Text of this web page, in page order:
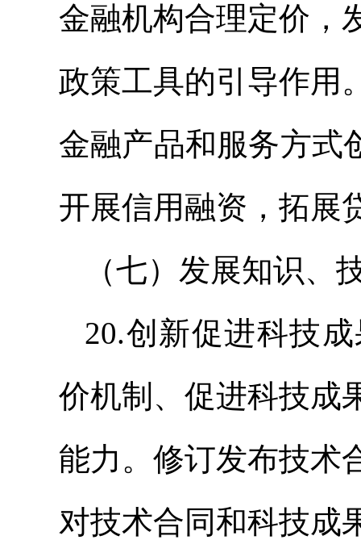
金融机构合理定价，
政策工具的引导作用
金融产品和服务方式
开展信用融资，拓展
（七）发展知识、
20.创新促进科技
价机制、促进科技成
能力。修订发布技术
对技术合同和科技成